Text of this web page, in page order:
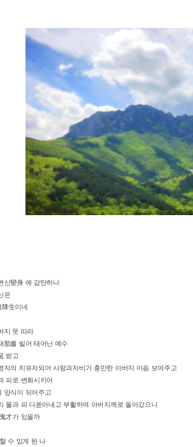
신變身 에 감탄하나
은
生이네
지 뜻 따라
胎를 빌어 태어난 예수
받고
자의 치유자되어 사랑과자비가 충만한 아버지 마음 보여주고
피로 변화시키어
양식이 되어주고
물과 피 다쏟아내고 부활하여 아버지께로 돌아갔으니
才가 있을까
수 있게 된 나